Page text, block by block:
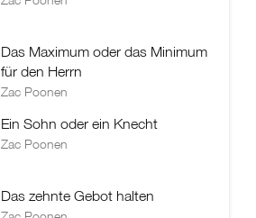
Das Maximum oder das Minimum
für den Herrn
Zac Poonen
Ein Sohn oder ein Knecht
Zac Poonen
Das zehnte Gebot halten